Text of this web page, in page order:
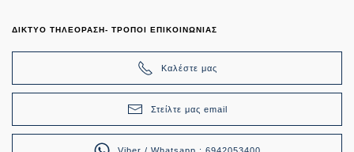
ΔΙΚΤΥΟ ΤΗΛΕΟΡΑΣΗ- ΤΡΟΠΟΙ ΕΠΙΚΟΙΝΩΝΙΑΣ
Καλέστε μας
Στείλτε μας email